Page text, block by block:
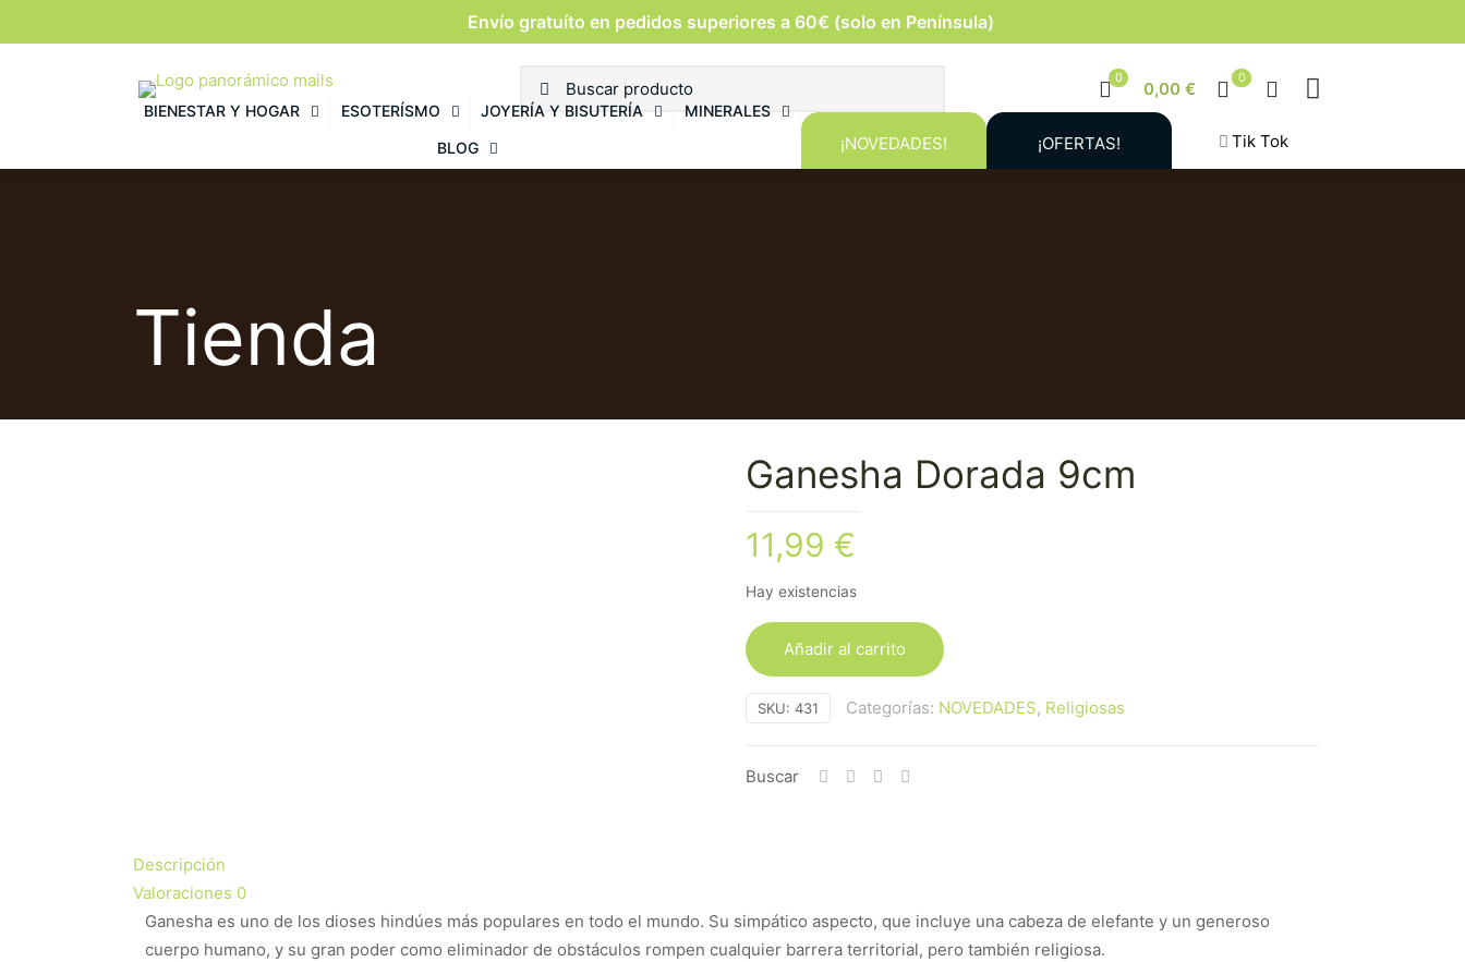
Envío gratuíto en pedidos superiores a 60€ (solo en Península)
0
0,00 €
0
BIENESTAR Y HOGAR ESOTERÍSMO JOYERÍA Y BISUTERÍA
MINERALES
BLOG
¡NOVEDADES! ¡OFERTAS! Tik Tok
Tienda
Ganesha Dorada 9cm
11,99 €
Hay existencias
Añadir al carrito
SKU: 431 Categorías: NOVEDADES, Religiosas
Buscar
Descripción
Valoraciones 0
Ganesha es uno de los dioses hindúes más populares en todo el mundo. Su simpático aspecto, que incluye una cabeza de elefante y un generoso
cuerpo humano, y su gran poder como eliminador de obstáculos rompen cualquier barrera territorial, pero también religiosa.